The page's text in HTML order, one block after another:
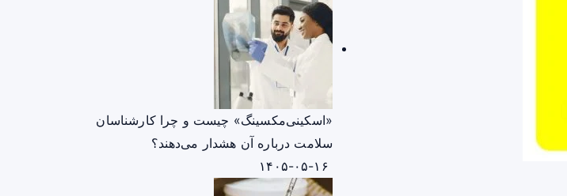
«اسکینی‌مکسینگ» چیست و چرا کارشناسان
سلامت درباره آن هشدار می‌دهند؟